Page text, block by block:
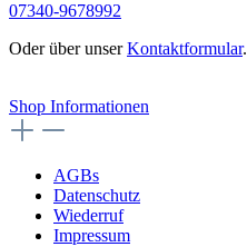
07340-9678992
Oder über unserKontaktformular.
Shop Informationen
AGBs
Datenschutz
Wiederruf
Impressum